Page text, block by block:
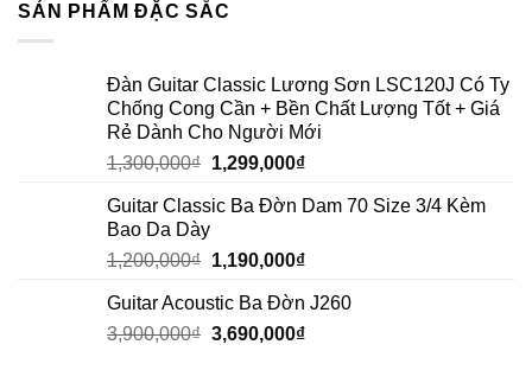
SẢN PHẨM ĐẶC SẮC
Đàn Guitar Classic Lương Sơn LSC120J Có Ty
Chống Cong Cần + Bền Chất Lượng Tốt + Giá
Rẻ Dành Cho Người Mới
1,300,000₫ 1,299,000₫
Guitar Classic Ba Đờn Dam 70 Size 3/4 Kèm
Bao Da Dày
1,200,000₫ 1,190,000₫
Guitar Acoustic Ba Đờn J260
3,900,000₫ 3,690,000₫